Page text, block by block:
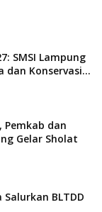
SMSI Lampung
dan Konservasi...
Pemkab dan
Gelar Sholat
BLTDD